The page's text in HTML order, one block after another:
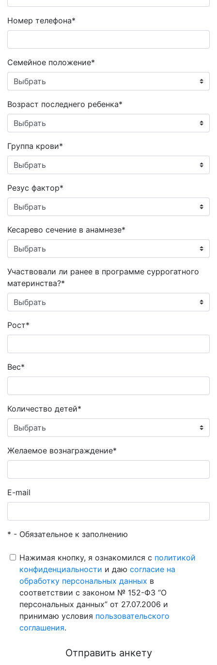
Номер телефона*
Семейное положение*
Возраст последнего ребенка*
Группа крови*
Резус фактор*
Кесарево сечение в анамнезе*
Участвовали ли ранее в программе суррогатного
материнства?*
Рост*
Вес*
Количество детей*
Желаемое вознаграждение*
E-mail
* - Обязательное к заполнению
Нажимая кнопку, я ознакомился с политикой
конфиденциальности и даю согласие на
обработку персональных данных в
соответствии с законом № 152-ФЗ “О
персональных данных” от 27.07.2006 и
принимаю условия пользовательского
соглашения.
Отправить анкету